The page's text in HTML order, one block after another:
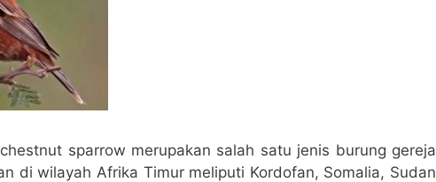
sparrow merupakan salah satu jenis burung gereja
di wilayah Afrika Timur meliputi Kordofan, Somalia, Sudan